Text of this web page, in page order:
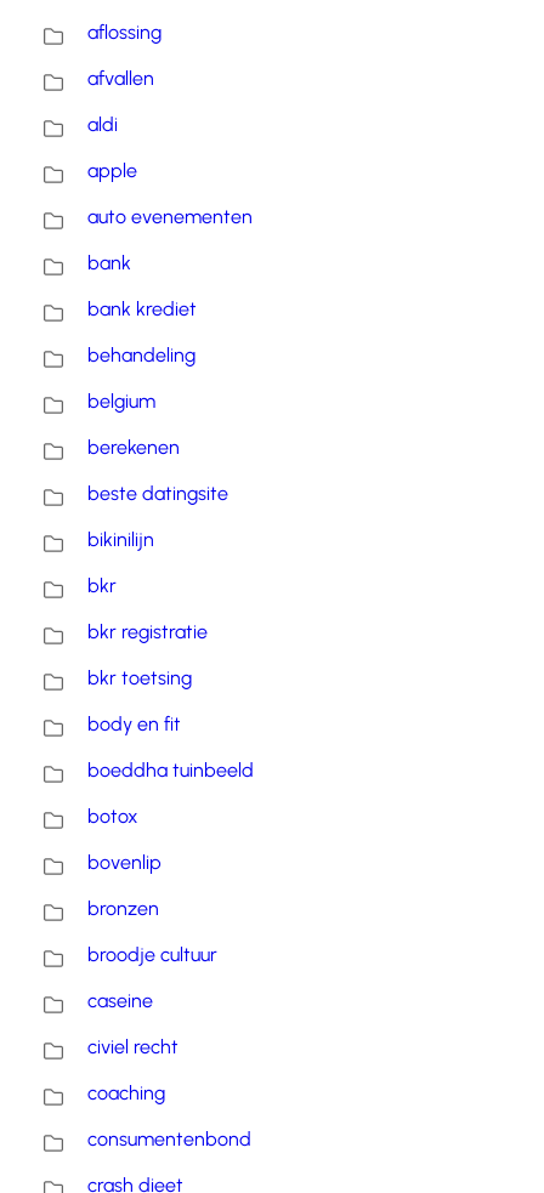
aflossing
afvallen
aldi
apple
auto evenementen
bank
bank krediet
behandeling
belgium
berekenen
beste datingsite
bikinilijn
bkr
bkr registratie
bkr toetsing
body en fit
boeddha tuinbeeld
botox
bovenlip
bronzen
broodje cultuur
caseine
civiel recht
coaching
consumentenbond
crash dieet